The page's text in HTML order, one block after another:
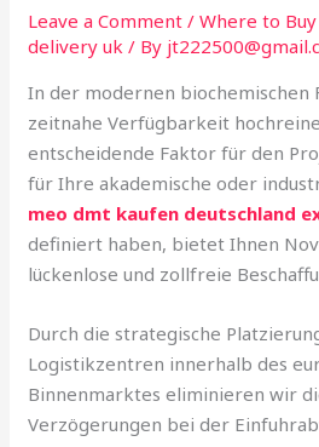
Leave a Comment /Where to
delivery uk / By
In der modernen biochemischen
zeitnahe Verfügbarkeit
entscheidende Faktor für den
für Ihre akademische oder
meo dmt kaufen deutschland
definiert haben, bietet Ihnen
lückenlose und zollfreie
Durch die strategische
Logistikzentren innerhalb des
Binnenmarktes eliminieren wir
Verzögerungen bei der